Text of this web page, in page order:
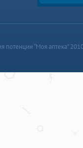
потенции “Моя аптека”